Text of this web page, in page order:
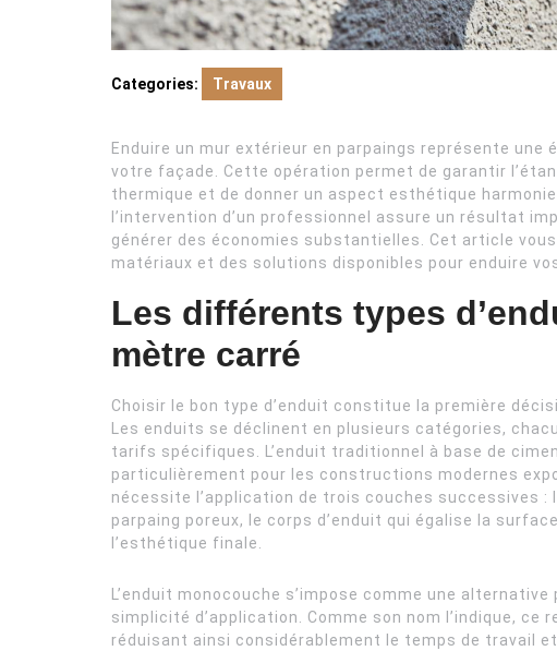
Categories: Travaux
Enduire un mur extérieur en parpaings représente
votre façade. Cette opération permet de garantir
thermique et de donner un aspect esthétique
l’intervention d’un professionnel assure un résultat
générer des économies substantielles. Cet article
matériaux et des solutions disponibles pour enduire
Les différents types
mètre carré
Choisir le bon type d’enduit constitue la première
Les enduits se déclinent en plusieurs catégories,
tarifs spécifiques. L’enduit traditionnel à base de
particulièrement pour les constructions modernes
nécessite l’application de trois couches successives :
parpaing poreux, le corps d’enduit qui égalise la
l’esthétique finale.
L’enduit monocouche s’impose comme une
simplicité d’application. Comme son nom l’indique, ce
réduisant ainsi considérablement le temps de travail